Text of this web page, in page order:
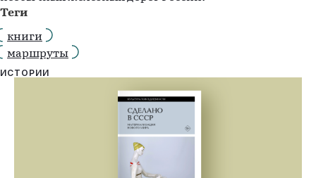
Теги
книги
маршруты
ИСТОРИИ